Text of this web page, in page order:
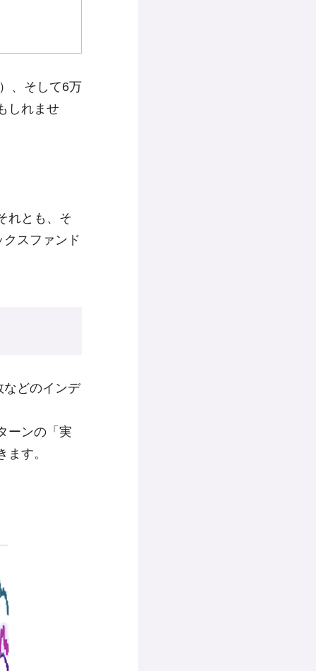
、そして6万
しれませ
れとも、そ
スファンド
などのインデ
ーンの「実
す。